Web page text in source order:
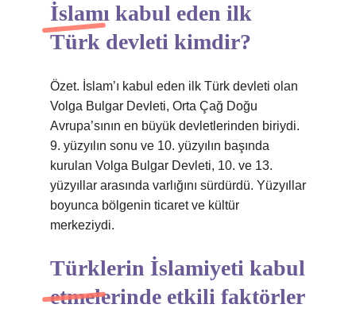
İslamı kabul eden ilk
Türk devleti kimdir?
Özet. İslam’ı kabul eden ilk Türk devleti olan
Volga Bulgar Devleti, Orta Çağ Doğu
Avrupa’sının en büyük devletlerinden biriydi.
9. yüzyılın sonu ve 10. yüzyılın başında
kurulan Volga Bulgar Devleti, 10. ve 13.
yüzyıllar arasında varlığını sürdürdü. Yüzyıllar
boyunca bölgenin ticaret ve kültür
merkeziydi.
Türklerin İslamiyeti kabul
etmelerinde etkili faktörler